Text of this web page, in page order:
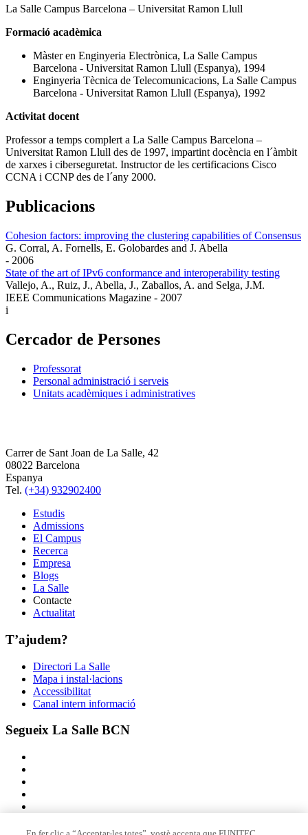
La Salle Campus Barcelona – Universitat Ramon Llull
Formació acadèmica
Màster en Enginyeria Electrònica, La Salle Campus
Barcelona - Universitat Ramon Llull (Espanya), 1994
Enginyeria Tècnica de Telecomunicacions, La Salle Campus
Barcelona - Universitat Ramon Llull (Espanya), 1992
Activitat docent
Professor a temps complert a La Salle Campus Barcelona –
Universitat Ramon Llull des de 1997, impartint docència en l´àmbit
de xarxes i ciberseguretat. Instructor de les certificacions Cisco
CCNA i CCNP des de l´any 2000.
Publicacions
Cohesion factors: improving the clustering capabilities of Consensus
G. Corral, A. Fornells, E. Golobardes and J. Abella
- 2006
State of the art of IPv6 conformance and interoperability testing
Vallejo, A., Ruiz, J., Abella, J., Zaballos, A. and Selga, J.M.
IEEE Communications Magazine - 2007
i
Cercador de Persones
Professorat
Personal administració i serveis
Unitats acadèmiques i administratives
Carrer de Sant Joan de La Salle, 42
08022 Barcelona
Espanya
Tel. (+34) 932902400
Estudis
Admissions
El Campus
Recerca
Empresa
Blogs
La Salle
Contacte
Actualitat
T’ajudem?
Directori La Salle
Mapa i instal·lacions
Accessibilitat
Canal intern informació
Segueix La Salle BCN